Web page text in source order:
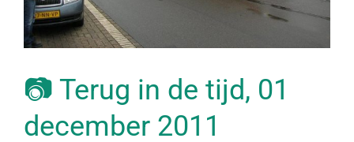
📷 Terug in de tijd, 01
december 2011